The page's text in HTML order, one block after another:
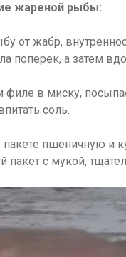
жареной рыбы:
от жабр,
поперек, а затем
в миску,
соль.
пшеничную и
пакет с мукой,